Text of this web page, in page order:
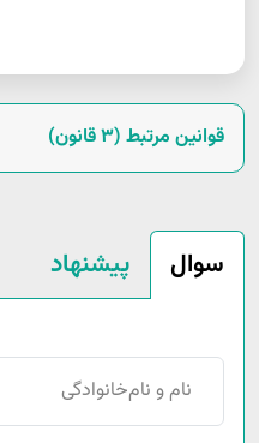
قوانین مرتبط (3 قانون)
سوال پیشنهاد